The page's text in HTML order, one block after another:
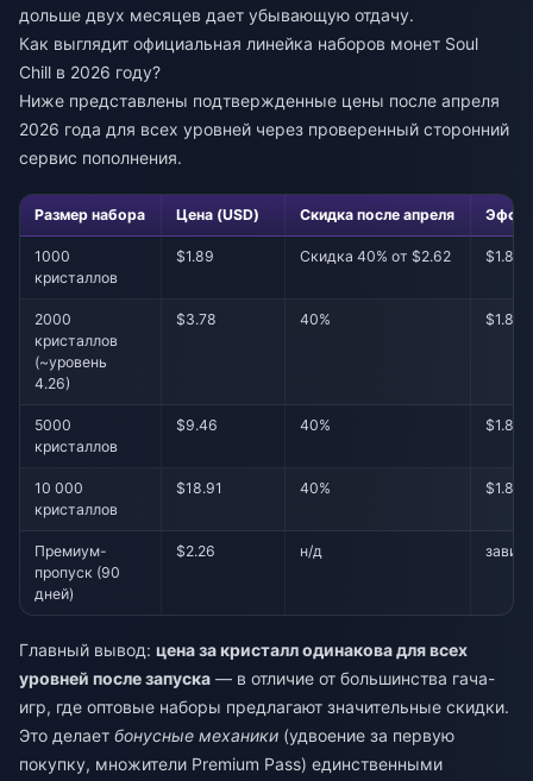
дольше двух месяцев дает убывающую отдачу.
Как выглядит официальная линейка наборов монет Soul
Chill в 2026 году?
Ниже представлены подтвержденные цены после апреля
2026 года для всех уровней через проверенный сторонний
сервис пополнения.
Размер набора Цена (USD) Скидка после апреля
1000
кристаллов
$1.89 Скидка 40% от $2.62 $1.89
2000
кристаллов
(~уровень
4.26)
$3.78 40% $1.89
5000
кристаллов
$9.46 40% $1.89
10 000
кристаллов
$18.91 40% $1.89
Премиум-
пропуск (90
дней)
$2.26 н/д
Главный вывод: цена за кристалл одинакова для всех
уровней после запуска — в отличие от большинства гача-
игр, где оптовые наборы предлагают значительные скидки.
Это делает бонусные механики (удвоение за первую
покупку, множители Premium Pass) единственными